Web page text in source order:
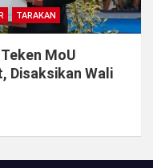
TARAKAN
MoU
Disaksikan Wali